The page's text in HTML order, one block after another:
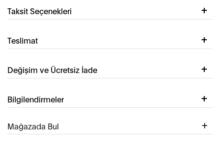
Taksit Seçenekleri
Teslimat
Değişim ve Ücretsiz İade
Bilgilendirmeler
Mağazada Bul